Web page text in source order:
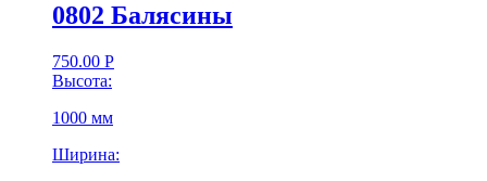
0802 Балясины
750.00 Р
Высота:
1000 мм
Ширина: